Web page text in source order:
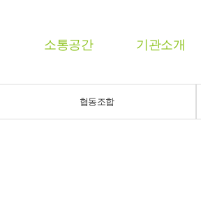
소통공간 기관소개
협동조합